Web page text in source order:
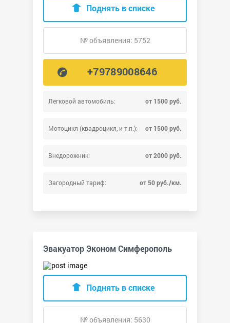
Легковой автомобиль: от 1500 руб.
Мотоцикл (квадроцикл, и т.п.): от 1500 руб.
Внедорожник: от 2000 руб.
Загородный тариф: от 50 руб./км.
Поднять в списке
№ объявления: 5752
+79789008646
Эвакуатор Эконом Симферополь
Поднять в списке
№ объявления: 5630